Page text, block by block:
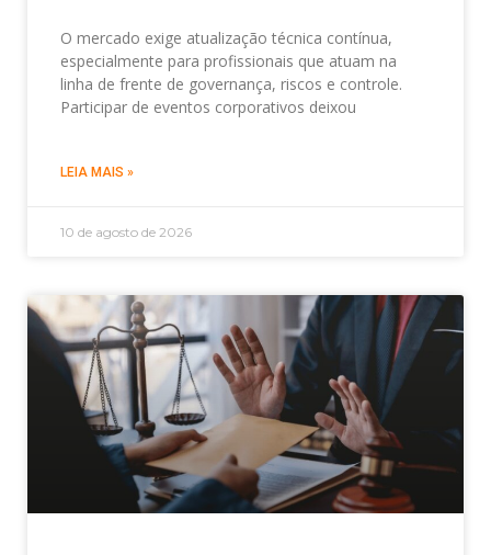
O mercado exige atualização técnica contínua,
especialmente para profissionais que atuam na
linha de frente de governança, riscos e controle.
Participar de eventos corporativos deixou
LEIA MAIS »
10 de agosto de 2026